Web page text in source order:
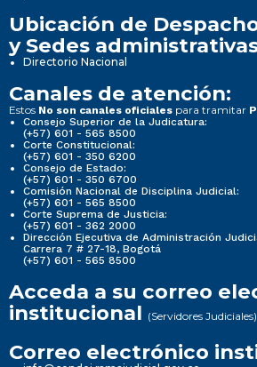
Ubicación de
y Sedes
Directorio Nacional
Canales de atención:
Estos No son canales oficiales para tramitar
Consejo Superior de la Judicatura:
(+57) 601 - 565 8500
Corte Constitucional:
(+57) 601 - 350 6200
Consejo de Estado:
(+57) 601 - 350 6700
Comisión Nacional de Disciplina Judicial:
(+57) 601 - 565 8500
Corte Suprema de Justicia:
(+57) 601 - 362 2000
Dirección Ejecutiva de Administración
Carrera 7 # 27-18, Bogotá
(+57) 601 - 565 8500
Acceda a su correo
institucional (Servidores Judiciales)
Correo electrónico